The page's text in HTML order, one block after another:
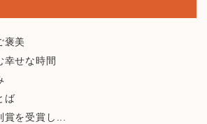
褒美
幸せな時間
ば
賞を受賞し...